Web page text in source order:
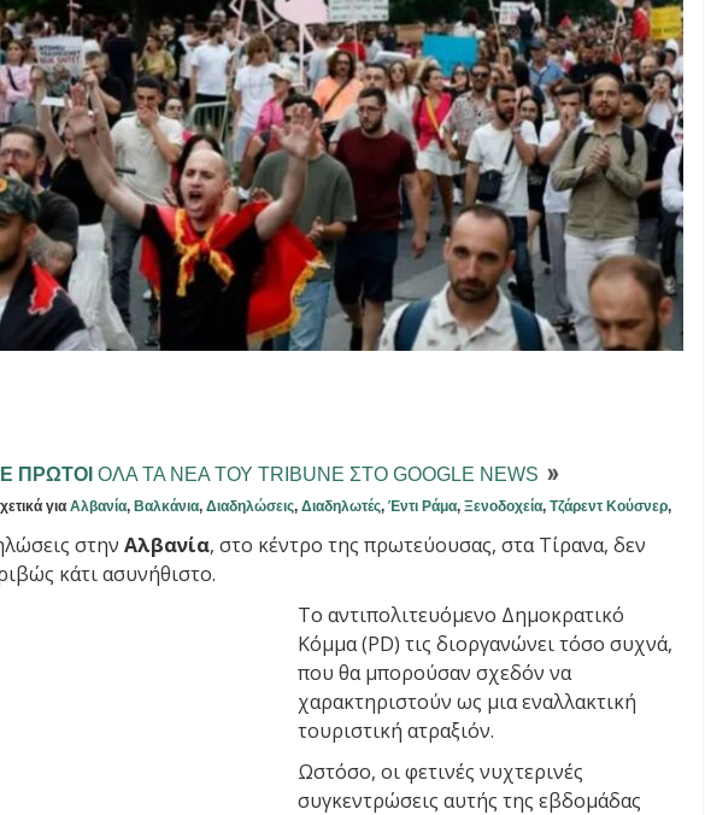
ΠΡΩΤΟΙ ΟΛΑ ΤΑ ΝΕΑ ΤΟΥ TRIBUNE ΣΤΟ GOOGLE NEWS
για Αλβανία, Βαλκάνια, Διαδηλώσεις, Διαδηλωτές, Έντι Ράμα, Ξενοδοχεία, Τζάρεντ Κούσνερ,
στην Αλβανία, στο κέντρο της πρωτεύουσας, στα Τίρανα, δεν
κάτι ασυνήθιστο.
Το αντιπολιτευόμενο Δημοκρατικό
Κόμμα (PD) τις διοργανώνει τόσο συχνά,
που θα μπορούσαν σχεδόν να
χαρακτηριστούν ως μια εναλλακτική
τουριστική ατραξιόν.
Ωστόσο, οι φετινές νυχτερινές
συγκεντρώσεις αυτής της εβδομάδας